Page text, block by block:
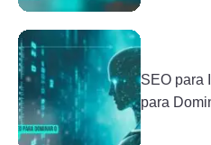
SEO para
para